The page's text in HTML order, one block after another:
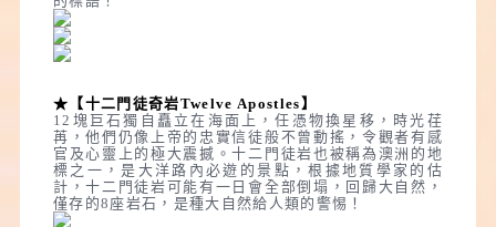
★【十二門徒奇岩Twelve Apostles】
12塊巨石獨自矗立在海面上，任憑物換星移，時光荏
苒，他們仍像上帝的忠實信徒般不曾動搖，令觀者有感
官及心靈上的極大震撼。十二門徒岩也被稱為澳洲的地
標之一，是大洋路內必遊的景點，根據地質學家的估
計，十二門徒岩可能有一日會全部倒塌，回歸大自然，
僅存的8座岩石，是種大自然給人類的警惕！